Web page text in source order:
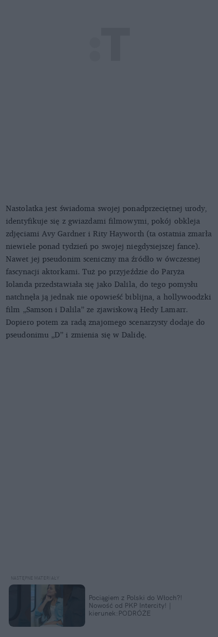
Nastolatka jest świadoma swojej ponadprzeciętnej urody,
identyfikuje się z gwiazdami filmowymi, pokój obkleja
zdjęciami Avy Gardner i Rity Hayworth (ta ostatnia zmarła
niewiele ponad tydzień po swojej niegdysiejszej fance).
Nawet jej pseudonim sceniczny ma źródło w ówczesnej
fascynacji aktorkami. Tuż po przyjeździe do Paryża
Iolanda przedstawiała się jako Dalila, do tego pomysłu
natchnęła ją jednak nie opowieść biblijna, a hollywoodzki
film „Samson i Dalila” ze zjawiskową Hedy Lamarr.
Dopiero potem za radą znajomego scenarzysty dodaje do
pseudonimu „D” i zmienia się w Dalidę.
Pociągiem z Polski do Włoch?!
Nowość od PKP Intercity! |
kierunek:PODRÓŻE